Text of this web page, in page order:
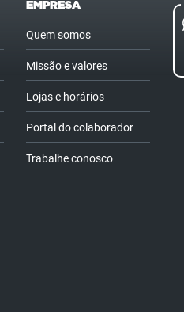
EMPRESA
Quem somos
Missão e valores
Lojas e horários
Portal do colaborador
Trabalhe conosco